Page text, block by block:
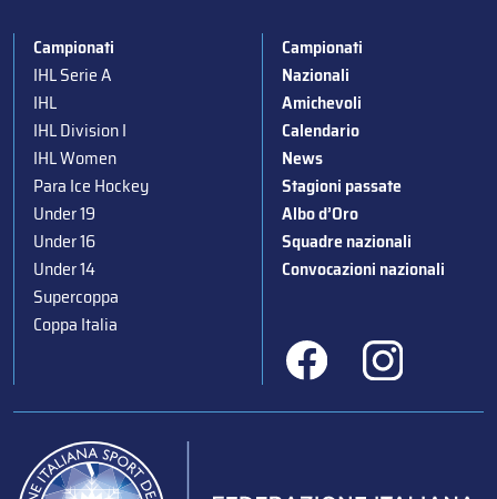
Campionati
IHL Serie A
IHL
IHL Division I
IHL Women
Para Ice Hockey
Under 19
Under 16
Under 14
Supercoppa
Coppa Italia
Campionati
Nazionali
Amichevoli
Calendario
News
Stagioni passate
Albo d’Oro
Squadre nazionali
Convocazioni nazionali